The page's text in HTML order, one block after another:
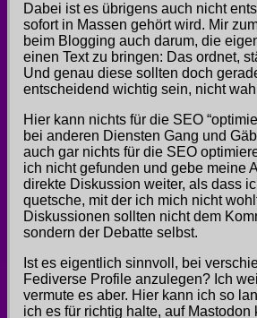
Dabei ist es übrigens auch nicht
sofort in Massen gehört wird. Mir
beim Blogging auch darum, die
einen Text zu bringen: Das ordnet,
Und genau diese sollten doch
entscheidend wichtig sein, nicht
Hier kann nichts für die SEO
bei anderen Diensten Gang und
auch gar nichts für die SEO
ich nicht gefunden und gebe meine
direkte Diskussion weiter, als dass
quetsche, mit der ich mich nicht
Diskussionen sollten nicht dem
sondern der Debatte selbst.
Ist es eigentlich sinnvoll, bei
Fediverse Profile anzulegen? Ich
vermute es aber. Hier kann ich so
ich es für richtig halte, auf Mastodon